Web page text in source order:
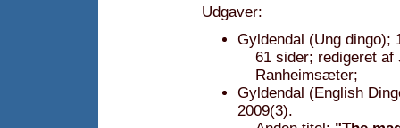
Udgaver:
Gyldendal (Ung dingo);
61 sider; redigeret
Ranheimsæter;
Gyldendal (English
2009(3).